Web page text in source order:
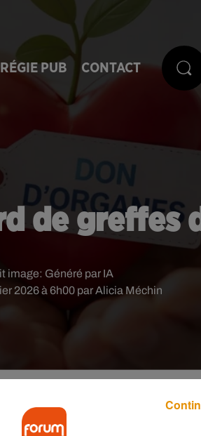
RÉGIE PUB CONTACT
de greffes
2026 à 6h00 par Alicia Méchin
image: Généré par IA
d’organes.